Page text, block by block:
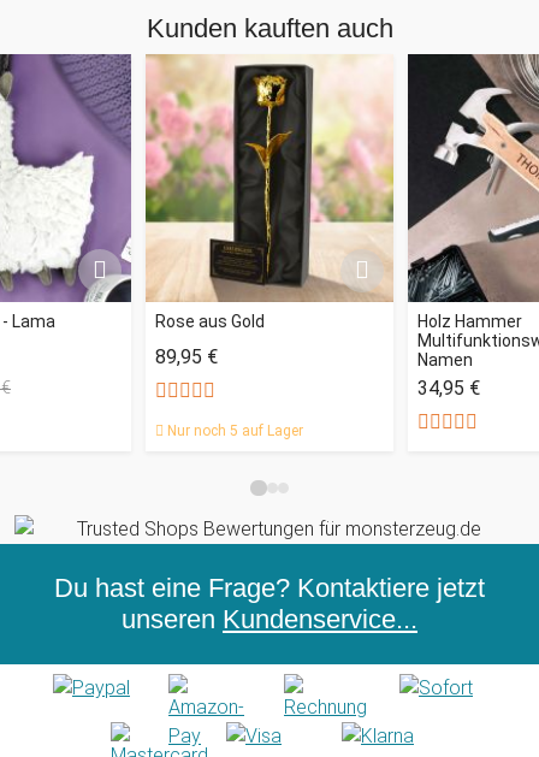
Kunden kauften auch
Lama Rose aus Gold
89,95 €
Nur noch 5 auf Lager
Holz Hammer
Namen
34,95 €
Du hast eine Frage? Kontaktiere jetzt
unseren Kundenservice...